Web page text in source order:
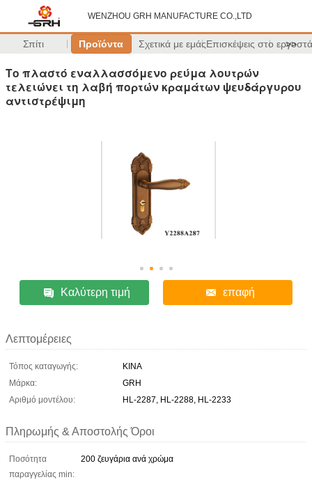
WENZHOU GRH MANUFACTURE CO.,LTD
Σπίτι Προϊόντα Σχετικά με εμάςΕπισκέψεις στο >>
Το πλαστό εναλλασσόμενο ρεύμα λουτρών
τελειώνει τη λαβή πορτών κραμάτων ψευδάργυρου
αντιστρέψιμη
Καλύτερη τιμή επαφή
Λεπτομέρειες
Τόπος καταγωγής:
ΚΙΝΑ
Μάρκα:
GRH
Αριθμό μοντέλου:
HL-2287, HL-2288, HL-2233
Πληρωμής & Αποστολής Όροι
Ποσότητα
παραγγελίας min:
200 ζευγάρια ανά χρώμα